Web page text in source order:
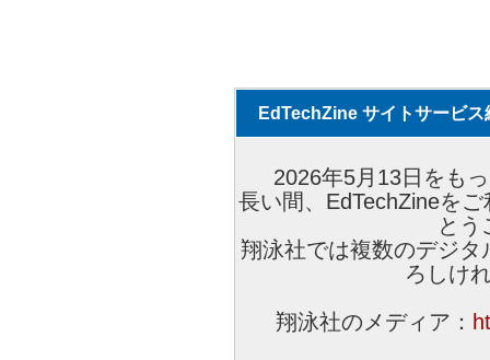
EdTechZine サイトサービス
2026年5月13日をも
長い間、EdTechZineを
とう
翔泳社では複数のデジ
ろしけ
翔泳社のメディア：